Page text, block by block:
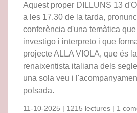
Aquest proper DILLUNS 13
a les 17.30 de la tarda,
conferència d'una temàtica
investigo i interpreto i que
projecte ALLA VIOLA, que és
renaixentista italiana dels
una sola veu i
polsada.
11-10-2025 | 1215 lectures | 1